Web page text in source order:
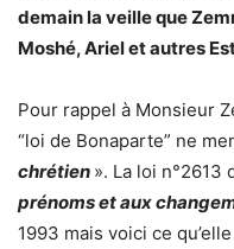
demain la veille que
Moshé, Ariel et autres
Pour rappel à Monsieur
“loi de Bonaparte” ne
chrétien ». La loi n°2613
prénoms et aux
1993 mais voici ce